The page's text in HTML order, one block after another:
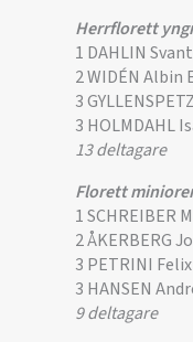
Herrflorett
1 DAHLIN
2 WIDÉN Albin
3
3 HOLMDAHL
13 deltagare
Florett
1 SCHREIBER
2 ÅKERBERG
3 PETRINI
3 HANSEN
9 deltagare